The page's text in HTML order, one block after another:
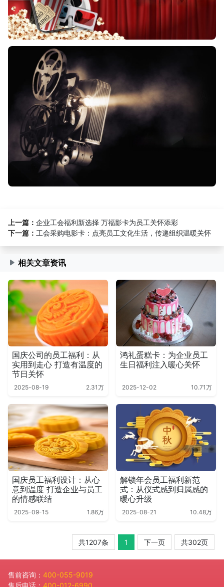
上一篇： 企业工会福利新选择 万福影卡为员工关怀添彩
下一篇： 工会采购电影卡：点亮员工文化生活，传递组织温暖关怀
相关文章资讯
国庆公司的员工福利：从
实用到走心 打造有温度的
节日关怀
2025-08-19 2.31万
鸿礼蛋糕卡：为企业员工
生日福利注入暖心关怀
2025-12-02 10.71万
国庆员工福利设计：从心
意到温度 打造企业与员工
的情感联结
2025-09-15 1.86万
解锁年会员工福利新范
式：从仪式感到归属感的
暖心升级
2025-08-21 10.48万
共1207条 1 下一页 共302页
售前咨询： 400-055-9019
售后电话： 400-012-6990